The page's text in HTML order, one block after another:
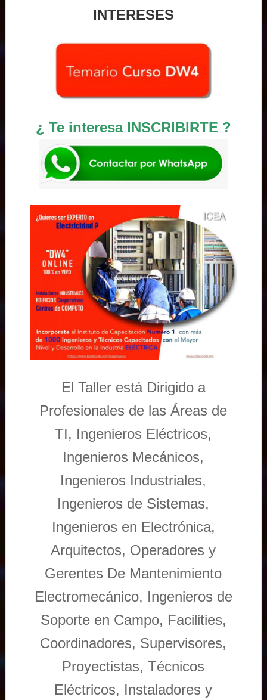
INTERESES
¿ Te interesa INSCRIBIRTE ?
El Taller está Dirigido a
Profesionales de las Áreas de
TI, Ingenieros Eléctricos,
Ingenieros Mecánicos,
Ingenieros Industriales,
Ingenieros de Sistemas,
Ingenieros en Electrónica,
Arquitectos, Operadores y
Gerentes De Mantenimiento
Electromecánico, Ingenieros de
Soporte en Campo, Facilities,
Coordinadores, Supervisores,
Proyectistas, Técnicos
Eléctricos, Instaladores y